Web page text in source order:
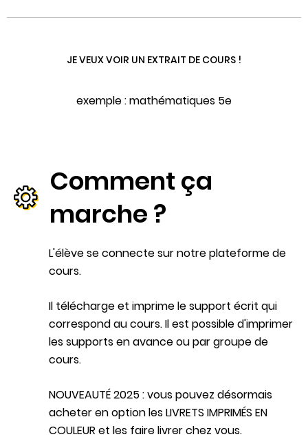
JE VEUX VOIR UN EXTRAIT DE COURS !
exemple : mathématiques 5e
Comment ça
marche ?
L'élève se connecte sur notre plateforme de
cours.
Il télécharge et imprime le support écrit qui
correspond au cours. Il est possible d'imprimer
les supports en avance ou par groupe de
cours.
NOUVEAUTÉ 2025 : vous pouvez désormais
acheter en option les LIVRETS IMPRIMÉS EN
COULEUR et les faire livrer chez vous.